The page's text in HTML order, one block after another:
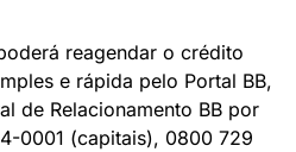
reagendar o crédito
e rápida pelo Portal BB,
de Relacionamento BB por
0001 (capitais), 0800 729